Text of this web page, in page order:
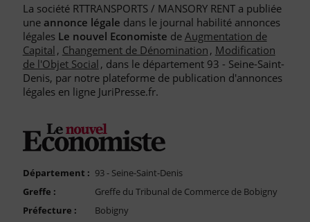
Départements pour la Publication d'Annonces Légales
Liste des Greffes
Liste des CCI
Le Blog pour les Entreprises
Nous Contacter
Compte PRO
La société RTTRANSPORTS / MANSORY RENT a publiée
une annonce légale dans le journal habilité annonces
légales Le nouvel Economiste deAugmentation de
Capital, Changement de Dénomination, Modification
de l'Objet Social, dans le département 93 - Seine-Saint-
Denis, par notre plateforme de publication d'annonces
légales en ligne JuriPresse.fr.
Département : 93 - Seine-Saint-Denis
Greffe :
Greffe du Tribunal de Commerce de Bobigny
Préfecture :
Bobigny